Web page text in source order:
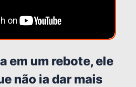
em um rebote, ele
não ia dar mais